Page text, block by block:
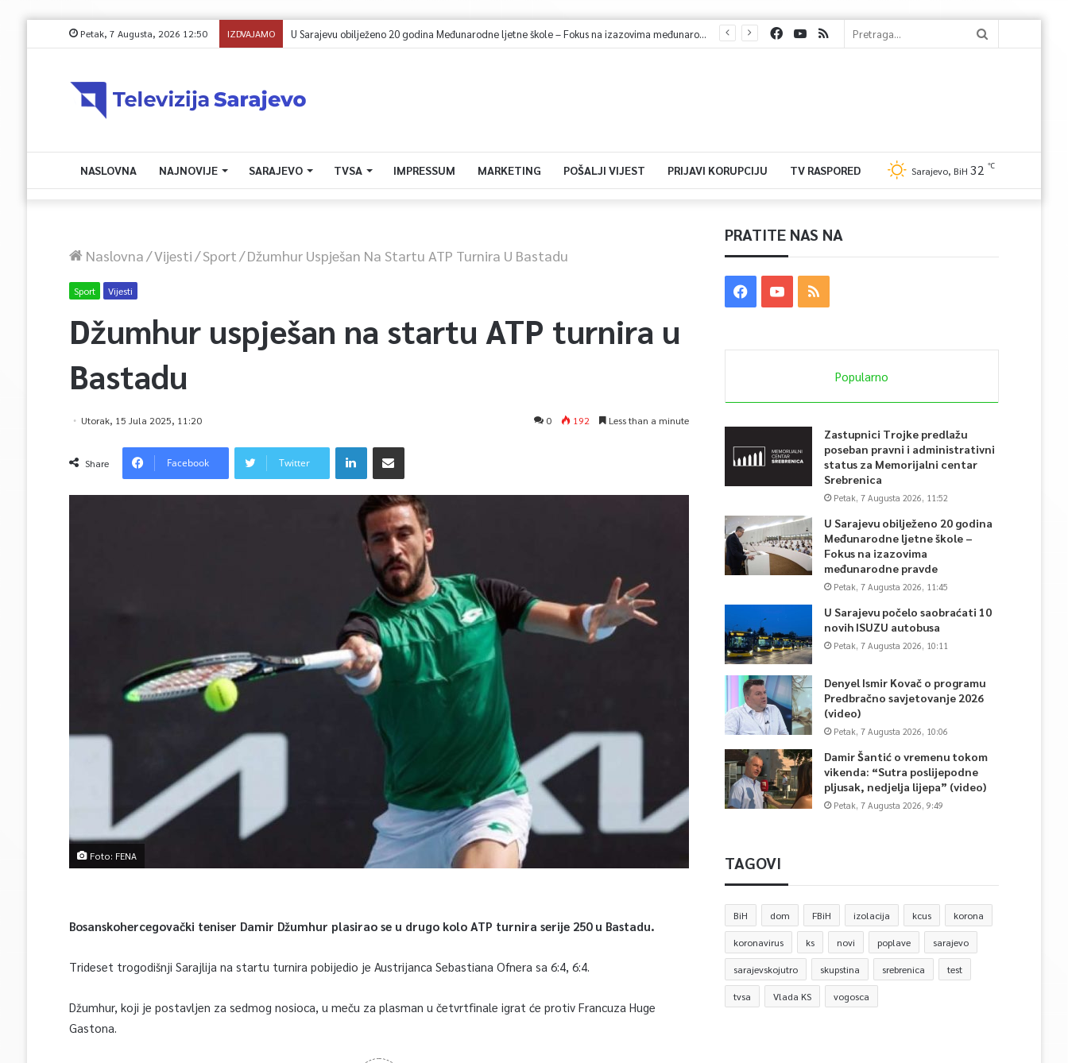
Petak, 7 Augusta, 2026 12:50 IZDVAJAMO U Sarajevu počelo saobraćati 10 novih ISUZU autobusa
NASLOVNA NAJNOVIJE SARAJEVO TVSA IMPRESSUM MARKETING POŠALJI VIJEST PRIJAVI KORUPCIJU TV RASPORED Sarajevo, BiH 32 ℃
Naslovna/Vijesti/Sport/Džumhur Uspješan Na Startu ATP Turnira U Bastadu
Sport Vijesti
Džumhur uspješan na startu ATP turnira u
Bastadu
Utorak, 15 Jula 2025, 11:20 0 192 Less than a minute
Share Facebook Twitter
Foto: FENA
Bosanskohercegovački teniser Damir Džumhur plasirao se u drugo kolo ATP turnira serije 250 u Bastadu.
Trideset trogodišnji Sarajlija na startu turnira pobijedio je Austrijanca Sebastiana Ofnera sa 6:4, 6:4.
Džumhur, koji je postavljen za sedmog nosioca, u meču za plasman u četvrtfinale igrat će protiv Francuza Huge
Gastona.
PRATITE NAS NA
Popularno
Zastupnici Trojke predlažu
poseban pravni i administrativni
status za Memorijalni centar
Srebrenica
Petak, 7 Augusta 2026, 11:52
U Sarajevu obilježeno 20 godina
Međunarodne ljetne škole –
Fokus na izazovima
međunarodne pravde
Petak, 7 Augusta 2026, 11:45
U Sarajevu počelo saobraćati 10
novih ISUZU autobusa
Petak, 7 Augusta 2026, 10:11
Denyel Ismir Kovač o programu
Predbračno savjetovanje 2026
(video)
Petak, 7 Augusta 2026, 10:06
Damir Šantić o vremenu tokom
vikenda: “Sutra poslijepodne
pljusak, nedjelja lijepa” (video)
Petak, 7 Augusta 2026, 9:49
TAGOVI
BiH dom FBiH izolacija kcus korona
koronavirus ks novi poplave sarajevo
sarajevskojutro skupstina srebrenica test
tvsa Vlada KS vogosca